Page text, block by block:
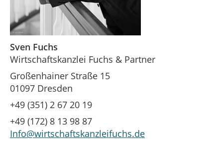
Sven Fuchs
Wirtschaftskanzlei Fuchs & Partner
Großenhainer Straße 15
01097 Dresden
+49 (351) 2 67 20 19
+49 (172) 8 13 98 87
Info@wirtschaftskanzleifuchs.de